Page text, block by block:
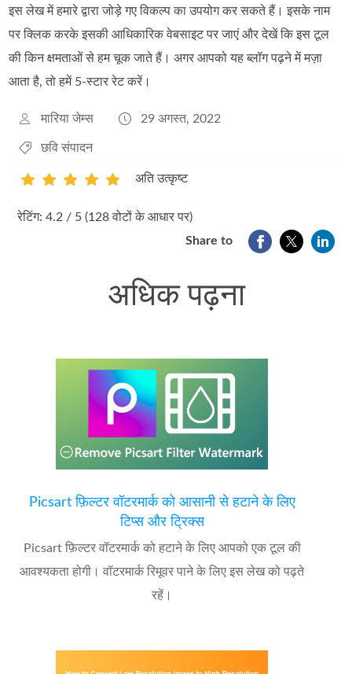
इस लेख में हमारे द्वारा जोड़े गए विकल्प का उपयोग कर सकते हैं। इसके नाम
पर क्लिक करके इसकी आधिकारिक वेबसाइट पर जाएं और देखें कि इस टूल
की किन क्षमताओं से हम चूक जाते हैं। अगर आपको यह ब्लॉग पढ़ने में मज़ा
आता है, तो हमें 5-स्टार रेट करें।
मारिया जेम्स 29 अगस्त, 2022
छवि संपादन
1 4
अति उत्कृष्ट
रेटिंग: 4.2 / 5 (128 वोटों के आधार पर)
Share to
अधिक पढ़ना
Picsart फ़िल्टर वॉटरमार्क को आसानी से हटाने के लिए
टिप्स और ट्रिक्स
Picsart फ़िल्टर वॉटरमार्क को हटाने के लिए आपको एक टूल की
आवश्यकता होगी। वॉटरमार्क रिमूवर पाने के लिए इस लेख को पढ़ते
रहें।